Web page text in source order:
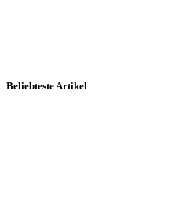
Beliebteste Artikel